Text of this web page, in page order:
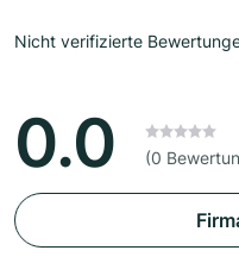
Nicht verifizierte
0.0 (0